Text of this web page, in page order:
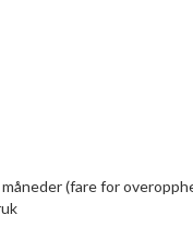
(fare for